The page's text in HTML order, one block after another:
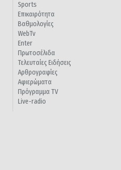
Sports
Επικαιρότητα
Βαθμολογίες
WebTv
Enter
Πρωτοσέλιδα
Τελευταίες Ειδήσεις
Αρθρογραφίες
Αφιερώματα
Πρόγραμμα TV
Live-radio